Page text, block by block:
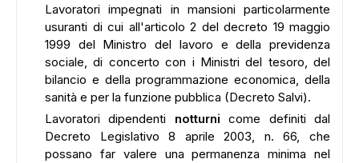
Lavoratori impegnati in mansioni particolarmente
usuranti di cui all'articolo 2 del decreto 19 maggio
1999 del Ministro del lavoro e della previdenza
sociale, di concerto con i Ministri del tesoro, del
bilancio e della programmazione economica, della
sanità e per la funzione pubblica (Decreto Salvi).
Lavoratori dipendenti notturni come definiti dal
Decreto Legislativo 8 aprile 2003, n. 66, che
possano far valere una permanenza minima nel